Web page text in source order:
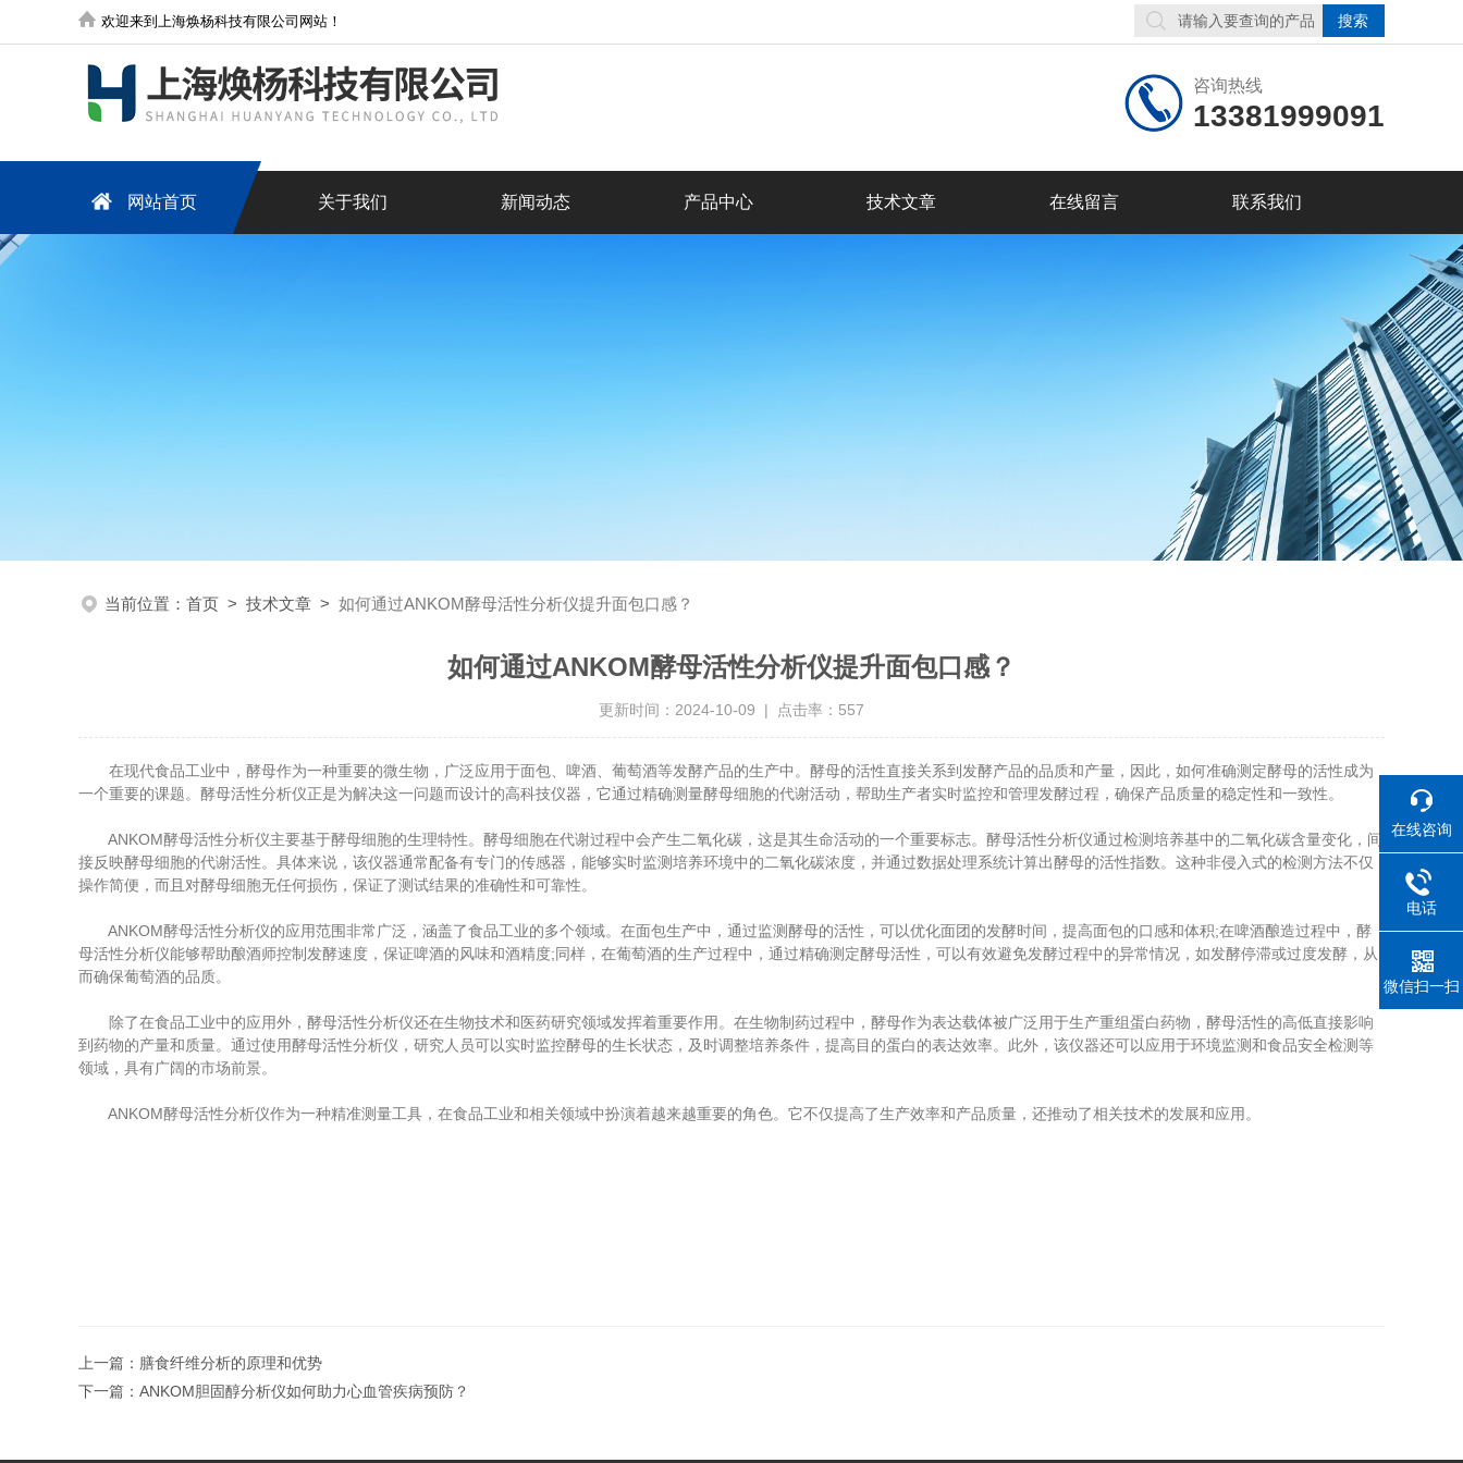
欢迎来到上海焕杨科技有限公司网站！
咨询热线
13381999091
网站首页 关于我们 新闻动态 产品中心 技术文章 在线留言 联系我们
当前位置： 首页 > 技术文章 > 如何通过ANKOM酵母活性分析仪提升面包口感？
如何通过ANKOM酵母活性分析仪提升面包口感？
更新时间：2024-10-09 | 点击率：557
在现代食品工业中，酵母作为一种重要的微生物，广泛应用于面包、啤酒、葡萄酒等发酵产品的生产中。酵母的活性直接关系到发酵产品的品质和产量，因此，如何准确测定酵母的活性成为
一个重要的课题。酵母活性分析仪正是为解决这一问题而设计的高科技仪器，它通过精确测量酵母细胞的代谢活动，帮助生产者实时监控和管理发酵过程，确保产品质量的稳定性和一致性。
ANKOM酵母活性分析仪主要基于酵母细胞的生理特性。酵母细胞在代谢过程中会产生二氧化碳，这是其生命活动的一个重要标志。酵母活性分析仪通过检测培养基中的二氧化碳含量变化，间
接反映酵母细胞的代谢活性。具体来说，该仪器通常配备有专门的传感器，能够实时监测培养环境中的二氧化碳浓度，并通过数据处理系统计算出酵母的活性指数。这种非侵入式的检测方法不仅
操作简便，而且对酵母细胞无任何损伤，保证了测试结果的准确性和可靠性。
ANKOM酵母活性分析仪的应用范围非常广泛，涵盖了食品工业的多个领域。在面包生产中，通过监测酵母的活性，可以优化面团的发酵时间，提高面包的口感和体积;在啤酒酿造过程中，酵
母活性分析仪能够帮助酿酒师控制发酵速度，保证啤酒的风味和酒精度;同样，在葡萄酒的生产过程中，通过精确测定酵母活性，可以有效避免发酵过程中的异常情况，如发酵停滞或过度发酵，从
而确保葡萄酒的品质。
除了在食品工业中的应用外，酵母活性分析仪还在生物技术和医药研究领域发挥着重要作用。在生物制药过程中，酵母作为表达载体被广泛用于生产重组蛋白药物，酵母活性的高低直接影响
到药物的产量和质量。通过使用酵母活性分析仪，研究人员可以实时监控酵母的生长状态，及时调整培养条件，提高目的蛋白的表达效率。此外，该仪器还可以应用于环境监测和食品安全检测等
领域，具有广阔的市场前景。
ANKOM酵母活性分析仪作为一种精准测量工具，在食品工业和相关领域中扮演着越来越重要的角色。它不仅提高了生产效率和产品质量，还推动了相关技术的发展和应用。
上一篇： 膳食纤维分析的原理和优势
下一篇： ANKOM胆固醇分析仪如何助力心血管疾病预防？
在线咨询
电话
微信扫一扫